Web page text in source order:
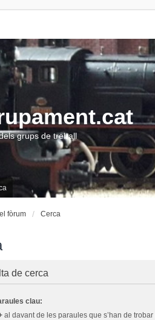
grups de treball
fòrum Cerca
de cerca
clau:
al davant de les paraules que s’han de trobar